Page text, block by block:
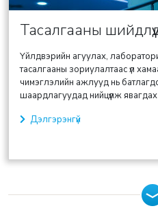
Тасалгааны
Үйлдвэрийн агуулах,
тасалгааны зориулалтаас үл
чимэглэлийн ажлууд нь
шаардлагуудад нийцүүлж
Дэлгэрэнгүй